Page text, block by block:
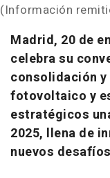
(Información
Madrid, 20 de
celebra su
consolidación
fotovoltaico y
estratégicos
2025, llena de
nuevos desafíos